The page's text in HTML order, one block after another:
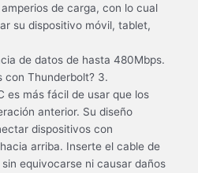
de carga, con lo cual
su dispositivo móvil, tablet,
de datos de hasta 480Mbps.
con Thunderbolt? 3.
es más fácil de usar que los
anterior. Su diseño
dispositivos con
arriba. Inserte el cable de
equivocarse ni causar daños